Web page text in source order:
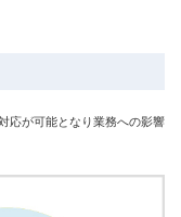
応が可能となり業務への影響